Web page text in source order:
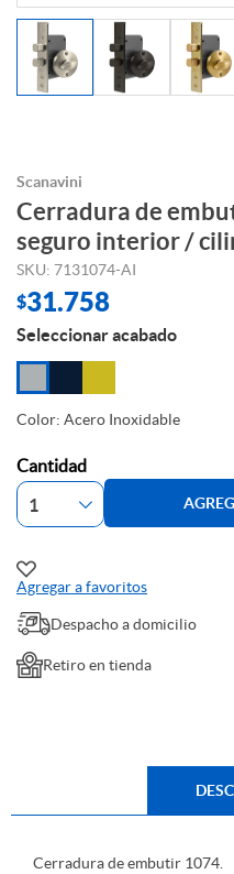
Scanavini
Cerradura de
seguro interior /
SKU: 7131074-AI
$31.758
Seleccionar acabado
Color: Acero Inoxidable
Cantidad
Agregar a favoritos
Despacho a domicilio
Retiro en tienda
Cerradura de embutir 1074.